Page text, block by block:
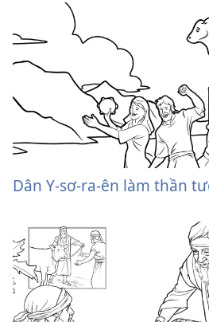
Dân Y-sơ-ra-ên làm thần